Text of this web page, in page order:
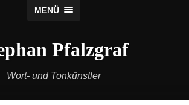
MENÜ
Pfalzgraf
Wort- und Tonkünstler